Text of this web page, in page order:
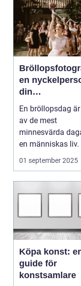
en
din
En bröllopsdag är
av de mest
minnesvärda
en människas liv.
&aum...
01 september 2025
Köpa konst:
guide för
konstsamlare